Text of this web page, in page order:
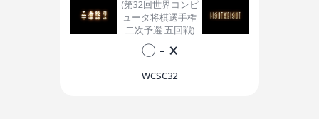
(第32回世界コンピ
ュータ将棋選手権
二次予選 五回戦)
〇 - ×
WCSC32